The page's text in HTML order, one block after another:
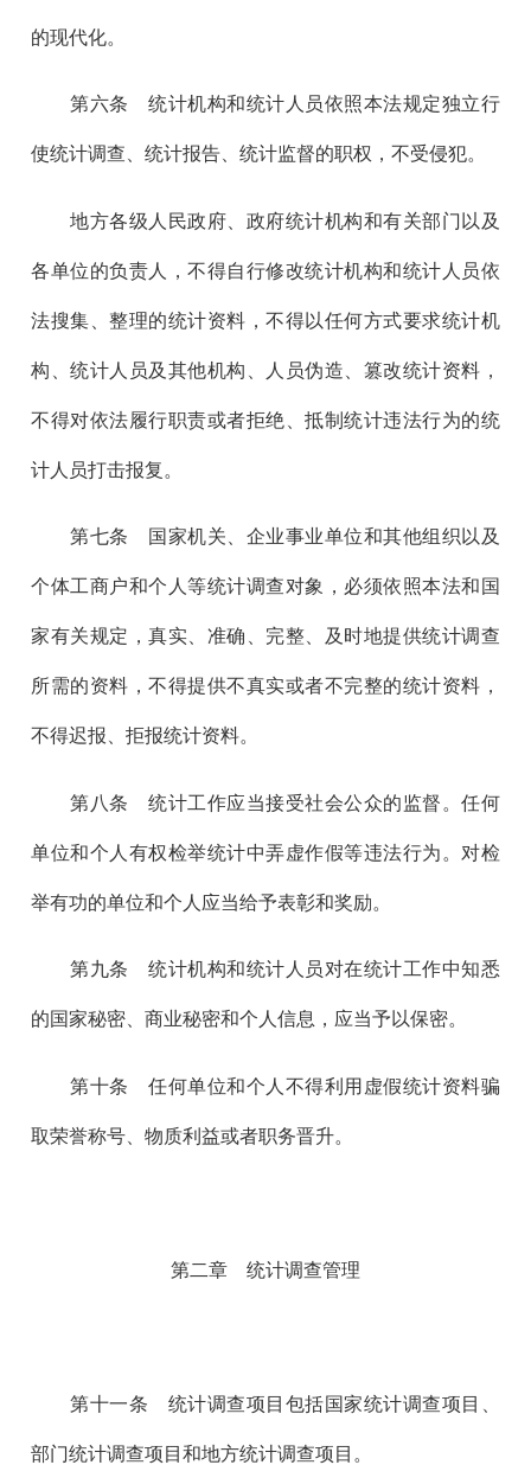
的现代化。
第六条 统计机构和统计人员依照本法规定独立行
使统计调查、统计报告、统计监督的职权，不受侵犯。
地方各级人民政府、政府统计机构和有关部门以及
各单位的负责人，不得自行修改统计机构和统计人员依
法搜集、整理的统计资料，不得以任何方式要求统计机
构、统计人员及其他机构、人员伪造、篡改统计资料，
不得对依法履行职责或者拒绝、抵制统计违法行为的统
计人员打击报复。
第七条 国家机关、企业事业单位和其他组织以及
个体工商户和个人等统计调查对象，必须依照本法和国
家有关规定，真实、准确、完整、及时地提供统计调查
所需的资料，不得提供不真实或者不完整的统计资料，
不得迟报、拒报统计资料。
第八条 统计工作应当接受社会公众的监督。任何
单位和个人有权检举统计中弄虚作假等违法行为。对检
举有功的单位和个人应当给予表彰和奖励。
第九条 统计机构和统计人员对在统计工作中知悉
的国家秘密、商业秘密和个人信息，应当予以保密。
第十条 任何单位和个人不得利用虚假统计资料骗
取荣誉称号、物质利益或者职务晋升。
第二章 统计调查管理
第十一条 统计调查项目包括国家统计调查项目、
部门统计调查项目和地方统计调查项目。